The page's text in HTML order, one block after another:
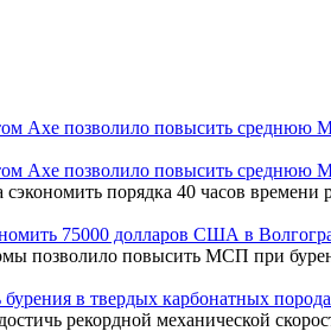
Axe позволило повысить
Axe позволило повысить
порядка 40 часов
75000 долларов США в
позволило повысить МСП при
в твердых карбонатных
рекордной механической